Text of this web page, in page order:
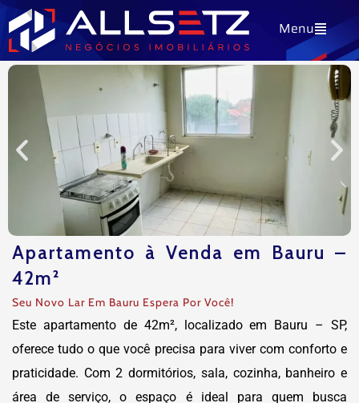
para
o
conteúdo
Menu
Apartamento à Venda em Bauru –
42m²
Seu Novo Lar Em Bauru Espera Por Você!
Este apartamento de 42m², localizado em Bauru – SP,
oferece tudo o que você precisa para viver com conforto e
praticidade. Com 2 dormitórios, sala, cozinha, banheiro e
área de serviço, o espaço é ideal para quem busca